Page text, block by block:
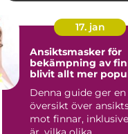
17. jan
Ansiktsmasker för
bekämpning av
blivit allt mer
Denna guide ger
översikt över
mot finnar,